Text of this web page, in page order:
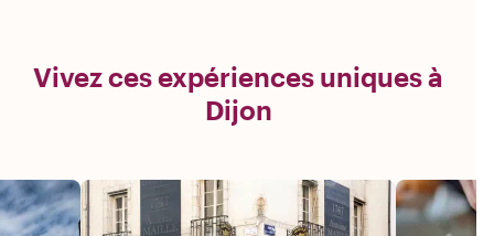
Vivez ces expériences uniques à
Dijon